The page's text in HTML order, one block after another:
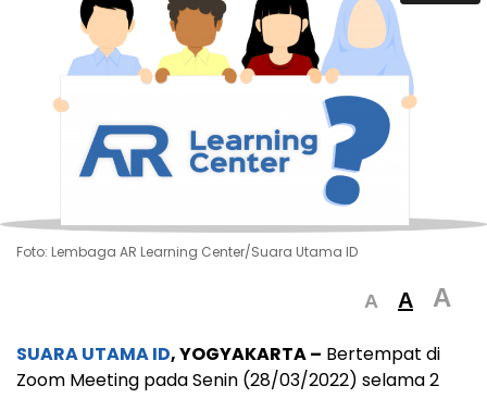
Foto: Lembaga AR Learning Center/Suara Utama ID
A A A
SUARA UTAMA ID, YOGYAKARTA – Bertempat di
Zoom Meeting pada Senin (28/03/2022) selama 2